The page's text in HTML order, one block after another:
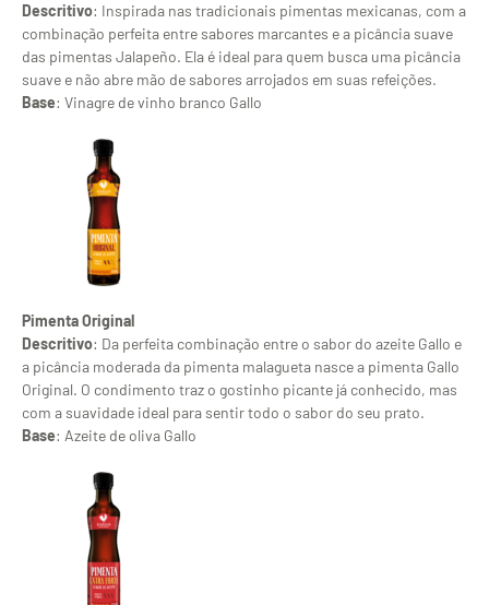
Descritivo: Inspirada nas tradicionais pimentas mexicanas, com a
combinação perfeita entre sabores marcantes e a picância suave
das pimentas Jalapeño. Ela é ideal para quem busca uma picância
suave e não abre mão de sabores arrojados em suas refeições.
Base: Vinagre de vinho branco Gallo
Pimenta Original
Descritivo: Da perfeita combinação entre o sabor do azeite Gallo e
a picância moderada da pimenta malagueta nasce a pimenta Gallo
Original. O condimento traz o gostinho picante já conhecido, mas
com a suavidade ideal para sentir todo o sabor do seu prato.
Base: Azeite de oliva Gallo